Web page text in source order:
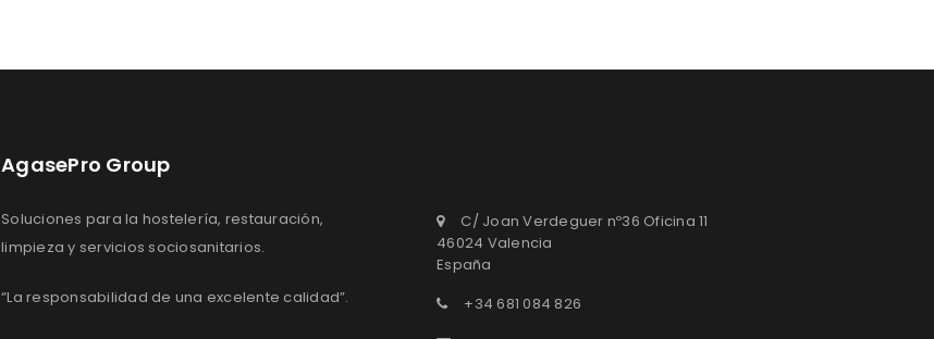
AgasePro Group
Soluciones para la hostelería, restauración,
limpieza y servicios sociosanitarios.
“La responsabilidad de una excelente calidad”.
C/ Joan Verdeguer nº36 Oficina 11
46024 Valencia
España
+34 681 084 826